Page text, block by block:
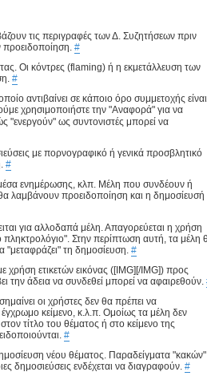
τις περιγραφές των Δ. Συζητήσεων πριν
#
Οι κόντρες (flaming) ή η εκμετάλλευση των
#
αντιβαίνει σε κάποιο όρο συμμετοχής είναι
χρησιμοποιήστε την "Αναφορά" για να
"ενεργούν" ως συντονιστές μπορεί να
με πορνογραφικό ή γενικά προσβλητικό
#
ενημέρωσης, κλπ. Μέλη που συνδέουν ή
λαμβάνουν προειδοποίηση και η δημοσίευσή
για αλλοδαπά μέλη. Απαγορεύεται η χρήση
Στην περίπτωση αυτή, τα μέλη
"μεταφράζει" τη δημοσίευση. #
χρήση ετικετών εικόνας ([IMG][/IMG]) προς
την άδεια να συνδεθεί μπορεί να αφαιρεθούν.
οι χρήστες δεν θα πρέπει να
κείμενο, κ.λ.π. Ομοίως τα μέλη δεν
τίτλο του θέματος ή στο κείμενο της
#
νέου θέματος. Παραδείγματα "κακών"
δημοσιεύσεις ενδέχεται να διαγραφούν. #